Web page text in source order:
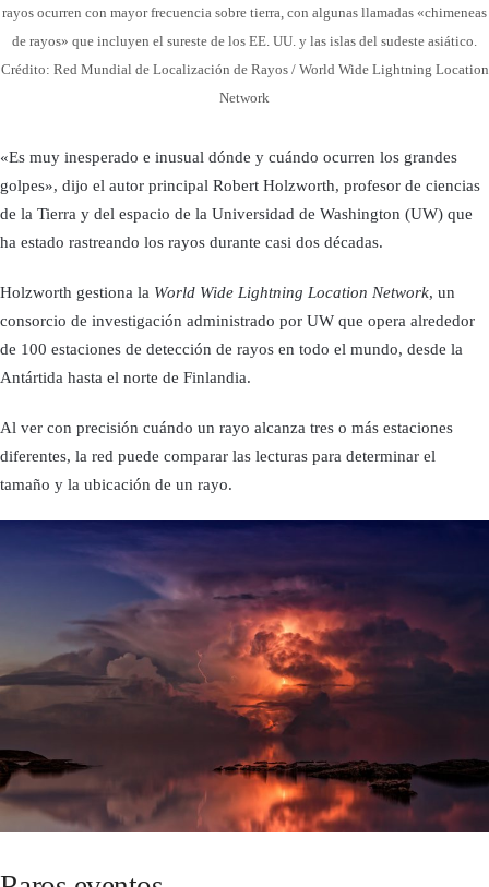
rayos ocurren con mayor frecuencia sobre tierra, con algunas llamadas «chimeneas
de rayos» que incluyen el sureste de los EE. UU. y las islas del sudeste asiático.
Crédito: Red Mundial de Localización de Rayos / World Wide Lightning Location
Network
«Es muy inesperado e inusual dónde y cuándo ocurren los grandes
golpes», dijo el autor principal Robert Holzworth, profesor de ciencias
de la Tierra y del espacio de la Universidad de Washington (UW) que
ha estado rastreando los rayos durante casi dos décadas.
Holzworth gestiona la World Wide Lightning Location Network, un
consorcio de investigación administrado por UW que opera alrededor
de 100 estaciones de detección de rayos en todo el mundo, desde la
Antártida hasta el norte de Finlandia.
Al ver con precisión cuándo un rayo alcanza tres o más estaciones
diferentes, la red puede comparar las lecturas para determinar el
tamaño y la ubicación de un rayo.